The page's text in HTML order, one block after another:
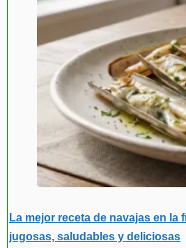
La mejor receta de navajas en la
jugosas, saludables y deliciosas